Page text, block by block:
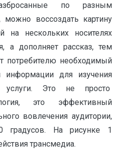
по разным
воссоздать картину
на нескольких носителях
а дополняет рассказ, тем
потребителю необходимый
информации для изучения
Это не просто
это эффективный
вовлечения аудитории,
градусов. На рисунке 1
трансмедиа.